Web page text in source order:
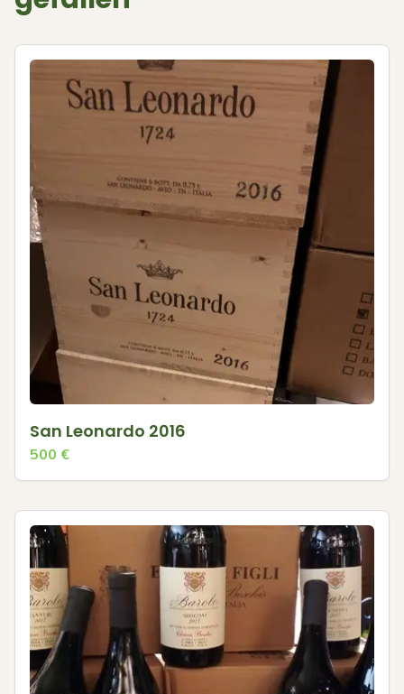
San Leonardo 2016
500 €